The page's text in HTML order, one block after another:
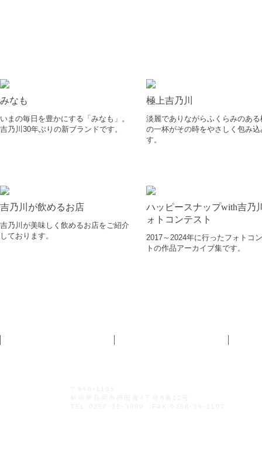
みなも
いまの毎日を豊かにする「みなも」。
吉乃川30年ぶりの新ブランドです。
極上吉乃川
淡麗でありながらふくらみのある
の一杯がその時をやさしく包み
す。
吉乃川が飲めるお店
吉乃川が美味しく飲めるお店をご紹介
しております。
ハッピースナップwith吉乃
ォトコンテスト
2017～2024年に行ったフォトコ
トの作品アーカイブ集です。